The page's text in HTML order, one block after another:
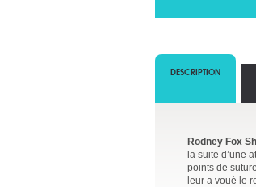
DESCRIPTION
Rodney Fox
la suite d’une
points de
leur a voué le